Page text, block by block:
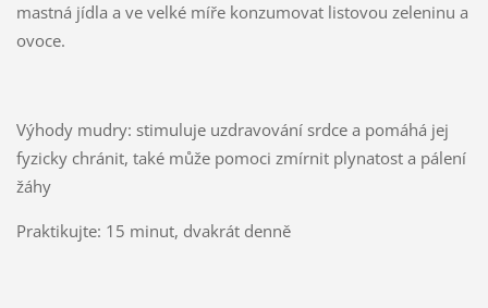
mastná jídla a ve velké míře konzumovat listovou zeleninu a
ovoce.
Výhody mudry: stimuluje uzdravování srdce a pomáhá jej
fyzicky chránit, také může pomoci zmírnit plynatost a pálení
žáhy
Praktikujte: 15 minut, dvakrát denně